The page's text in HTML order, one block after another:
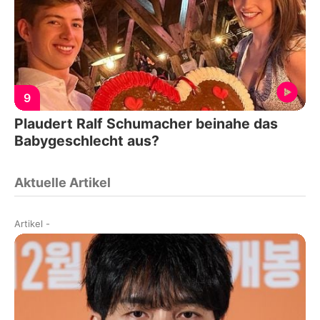
9
Plaudert Ralf Schumacher beinahe das
Babygeschlecht aus?
Aktuelle Artikel
Artikel -